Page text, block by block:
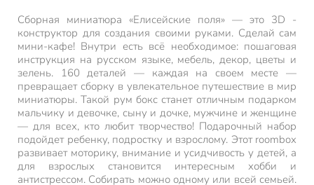
Сборная миниатюра «Елисейские поля» — это 3D -
конструктор для создания своими руками. Сделай сам
мини-кафе! Внутри есть всё необходимое: пошаговая
инструкция на русском языке, мебель, декор, цветы и
зелень. 160 деталей — каждая на своем месте —
превращает сборку в увлекательное путешествие в мир
миниатюры. Такой рум бокс станет отличным подарком
мальчику и девочке, сыну и дочке, мужчине и женщине
— для всех, кто любит творчество! Подарочный набор
подойдет ребенку, подростку и взрослому. Этот roombox
развивает моторику, внимание и усидчивость у детей, а
для взрослых становится интересным хобби и
антистрессом. Собирать можно одному или всей семьей.